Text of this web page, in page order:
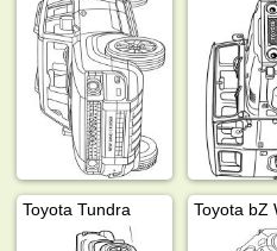
Toyota Tundra